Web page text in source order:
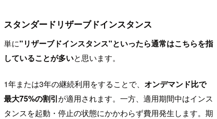
スタンダードリザーブドインスタンス
単に"リザーブドインスタンス"といったら通常はこちらを指
していることが多いと思います。
1年または3年の継続利用をすることで、 オンデマンド比で
最大75%の割引が適用されます。一方、適用期間中はインス
タンスを起動・停止の状態にかかわらず費用発生します。期